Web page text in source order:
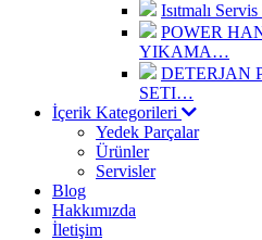
Isıtmalı
POWER
YIKAMA…
DETERJAN
SETI…
İçerik Kategorileri
Yedek Parçalar
Ürünler
Servisler
Blog
Hakkımızda
İletişim